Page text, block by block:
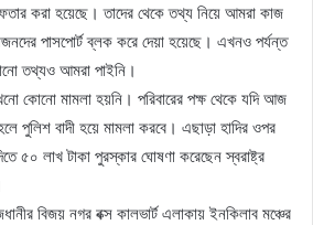
করা হয়েছে। তাদের থেকে তথ্য নিয়ে আমরা কাজ
পাসপোর্ট ব্লক করে দেয়া হয়েছে। এখনও পর্যন্ত
তথ্যও আমরা পাইনি।
কোনো মামলা হয়নি। পরিবারের পক্ষ থেকে যদি আজ
পুলিশ বাদী হয়ে মামলা করবে। এছাড়া হাদির ওপর
৫০ লাখ টাকা পুরস্কার ঘোষণা করেছেন স্বরাষ্ট্র
বিজয় নগর বক্স কালভার্ট এলাকায় ইনকিলাব মঞ্চের